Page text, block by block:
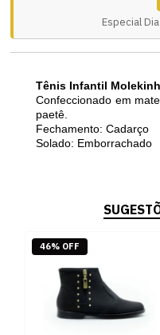
Especial
Tênis Infantil
Confeccionado em
paetê.
Fechamento: Cadarço
Solado: Emborrachado
46% OFF